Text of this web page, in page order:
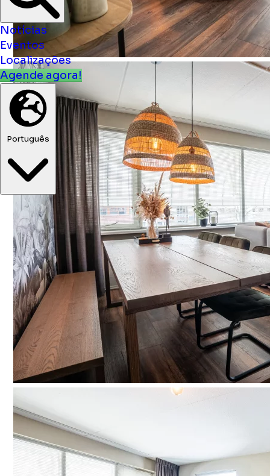
Notícias
Eventos
Localizações
Agende agora!
Português